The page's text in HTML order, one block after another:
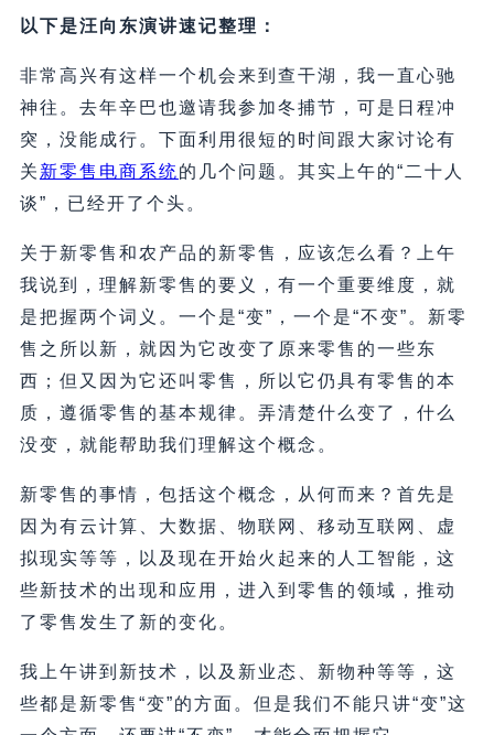
以下是汪向东演讲速记整理：
非常高兴有这样一个机会来到查干湖，我一直心驰
神往。去年辛巴也邀请我参加冬捕节，可是日程冲
突，没能成行。下面利用很短的时间跟大家讨论有
关 新零售电商系统的几个问题。其实上午的“二十人
谈”，已经开了个头。
关于新零售和农产品的新零售，应该怎么看？上午
我说到，理解新零售的要义，有一个重要维度，就
是把握两个词义。一个是“变”，一个是“不变”。新零
售之所以新，就因为它改变了原来零售的一些东
西；但又因为它还叫零售，所以它仍具有零售的本
质，遵循零售的基本规律。弄清楚什么变了，什么
没变，就能帮助我们理解这个概念。
新零售的事情，包括这个概念，从何而来？首先是
因为有云计算、大数据、物联网、移动互联网、虚
拟现实等等，以及现在开始火起来的人工智能，这
些新技术的出现和应用，进入到零售的领域，推动
了零售发生了新的变化。
我上午讲到新技术，以及新业态、新物种等等，这
些都是新零售“变”的方面。但是我们不能只讲“变”这